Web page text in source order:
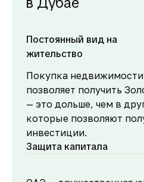
Постоянный вид на
жительство
Покупка
позволяет получить
— это дольше, чем в
которые позволяют
инвестиции.
Защита капитала